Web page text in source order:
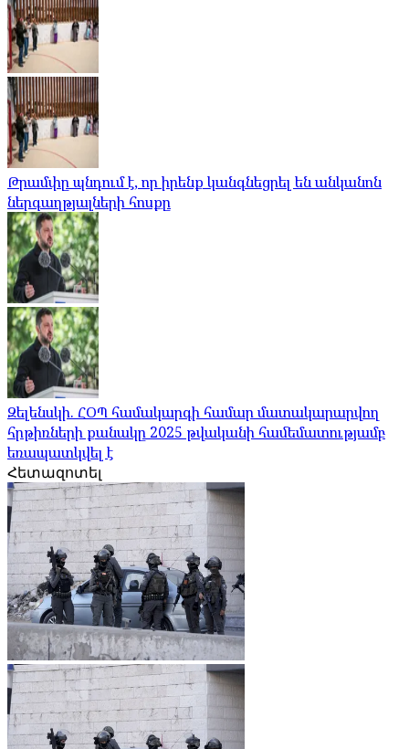
Թրամփը պնդում է, որ իրենք կանգնեցրել են անկանոն
ներգաղթյալների հոսքը
Զելենսկի. ՀՕՊ համակարգի համար մատակարարվող
հրթիռների քանակը 2025 թվականի համեմատությամբ
եռապատկվել է
Հետազոտել